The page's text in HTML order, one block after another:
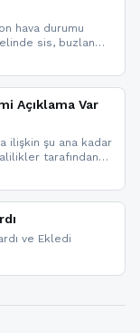
hava durumu
sis, buzlanma
ve Doğu
gelişmeleri.
Açıklama Var
ilişkin şu ana kadar
tarafından
bulunmamaktadır.
olmak için
açabilirsiniz.
ve Ekledi